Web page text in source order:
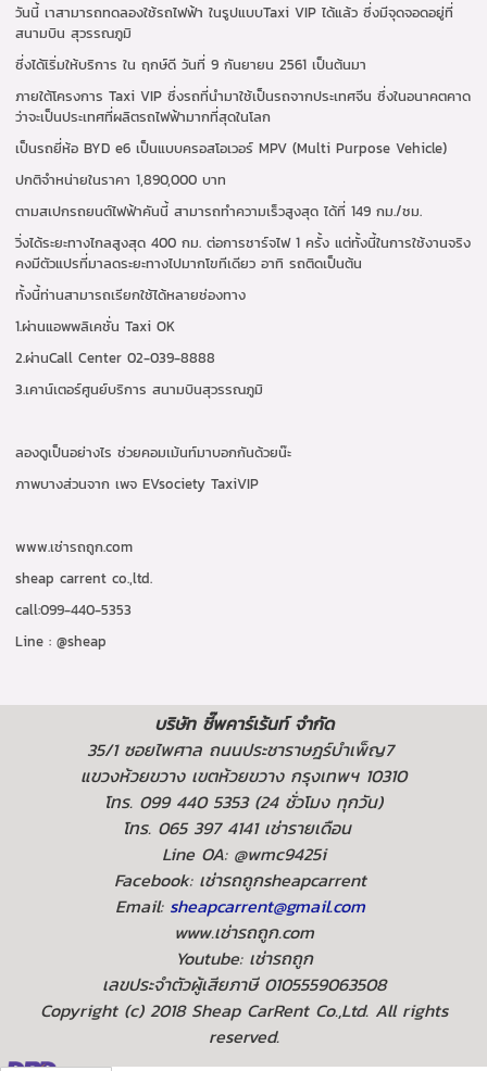
วันนี้ เาสามารถทดลองใช้รถไฟฟ้า ในรูปแบบTaxi VIP ได้แล้ว ซึ่งมีจุดจอดอยู่ที่
สนามบิน สุวรรณภูมิ
ซี่งได้เิริ่มให้บริการ ใน ฤกษ์ดี วันที่ 9 กันยายน 2561 เป็นต้นมา
ภายใต้โครงการ Taxi VIP ซึ่งรถที่นำมาใช้เป็นรถจากประเทศจีน ซึ่งในอนาคตคาด
ว่าจะเป็นประเทศที่ผลิตรถไฟฟ้ามากที่สุดในโลก
เป็นรถยี่ห้อ BYD e6 เป็นแบบครอสโอเวอร์ MPV (Multi Purpose Vehicle)
ปกติจำหน่ายในราคา 1,890,000 บาท
ตามสเปกรถยนต์ไฟฟ้าคันนี้ สามารถทำความเร็วสูงสุด ได้ที่ 149 กม./ชม.
วิ่งได้ระยะทางไกลสูงสุด 400 กม. ต่อการชาร์จไฟ 1 ครั้ง แต่ทั้งนี้ในการใช้งานจริง
คงมีตัวแปรที่มาลดระยะทางไปมากโขทีเดียว อาทิ รถติดเป็นต้น
ทั้งนี้ท่านสามารถเรียกใช้ได้หลายช่องทาง
1.ผ่านแอพพลิเคชั่น Taxi OK
2.ผ่านCall Center 02-039-8888
3.เคาน์เตอร์ศูนย์บริการ สนามบินสุวรรณภูมิ
ลองดูเป็นอย่างไร ช่วยคอมเม้นท์มาบอกกันด้วยน๊ะ
ภาพบางส่วนจาก เพจ EVsociety TaxiVIP
www.เช่ารถถูก.com
sheap carrent co.,ltd.
call:099-440-5353
Line : @sheap
บริษัท ชี๊พคาร์เร้นท์ จำกัด
35/1 ซอยไพศาล ถนนประชาราษฎร์บำเพ็ญ7
แขวงห้วยขวาง เขตห้วยขวาง กรุงเทพฯ 10310
โทร. 099 440 5353 (24 ชั่วโมง ทุกวัน)
โทร. 065 397 4141 เช่ารายเดือน
Line OA: @wmc9425i
Facebook: เช่ารถถูกsheapcarrent
Email: sheapcarrent@gmail.com
www.เช่ารถถูก.com
Youtube: เช่ารถถูก
เลขประจำตัวผู้เสียภาษี 0105559063508
Copyright (c) 2018 Sheap CarRent Co.,Ltd. All rights
reserved.